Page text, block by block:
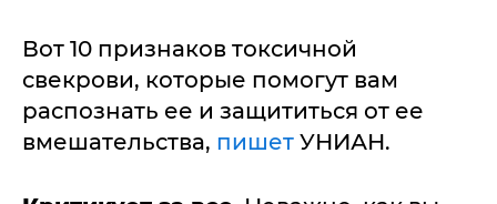
Вот 10 признаков токсичной
свекрови, которые помогут вам
распознать ее и защититься от ее
вмешательства, пишет УНИАН.